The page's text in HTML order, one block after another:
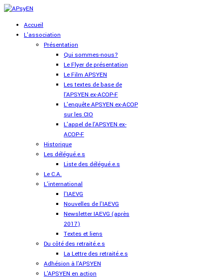
Accueil
L'association
Présentation
Qui sommes-nous?
Le Flyer de présentation
Le Film APSYEN
Les textes de base de
l'APSYEN ex-ACOP-F
L'enquête APSYEN ex-ACOP
sur les CIO
L'appel de l'APSYEN ex-
ACOP-F
Historique
Les délégué.e.s
Liste des délégué.e.s
Le C.A.
L'international
l'IAEVG
Nouvelles de l'IAEVG
Newsletter IAEVG (après
2017)
Textes et liens
Du côté des retraité.e.s
La Lettre des retraité.e.s
Adhésion à l'APSYEN
L'APSYEN en action